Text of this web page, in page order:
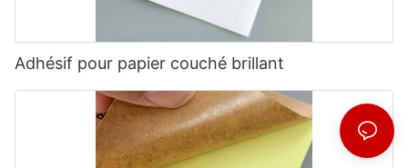
Adhésif pour papier couché brillant